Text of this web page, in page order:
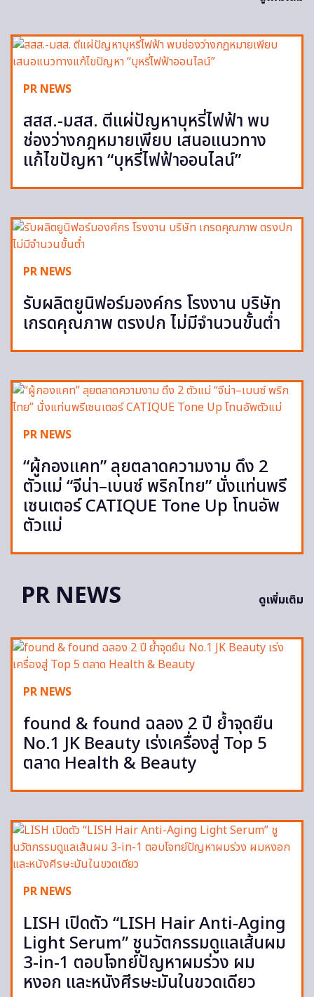
PR NEWS
สสส.-มสส. ตีแผ่ปัญหาบุหรี่ไฟฟ้า พบ
ช่องว่างกฎหมายเพียบ เสนอแนวทาง
แก้ไขปัญหา “บุหรี่ไฟฟ้าออนไลน์”
PR NEWS
รับผลิตยูนิฟอร์มองค์กร โรงงาน บริษัท
เกรดคุณภาพ ตรงปก ไม่มีจำนวนขั้นต่ำ
PR NEWS
“ผู้กองแคท” ลุยตลาดความงาม ดึง 2
ตัวแม่ “จีน่า–เบนซ์ พริกไทย” นั่งแท่นพรี
เซนเตอร์ CATIQUE Tone Up โทนอัพ
ตัวแม่
PR NEWS ดูเพิ่มเติม
PR NEWS
found & found ฉลอง 2 ปี ย้ำจุดยืน
No.1 JK Beauty เร่งเครื่องสู่ Top 5
ตลาด Health & Beauty
PR NEWS
LISH เปิดตัว “LISH Hair Anti-Aging
Light Serum” ชูนวัตกรรมดูแลเส้นผม
3-in-1 ตอบโจทย์ปัญหาผมร่วง ผม
หงอก และหนังศีรษะมันในขวดเดียว